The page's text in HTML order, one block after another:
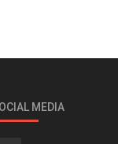
MEDIA